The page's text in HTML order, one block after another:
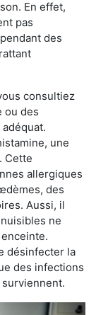
En effet,
pas
des
consultiez
ou des
une
Cette
allergiques
des
Aussi, il
ne
désinfecter la
des infections